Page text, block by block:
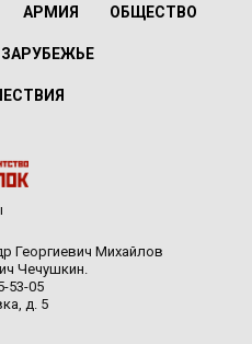
АРМИЯ ОБЩЕСТВО
ЗАРУБЕЖЬЕ
Георгиевич Михайлов
Чечушкин.
53-05
д. 5